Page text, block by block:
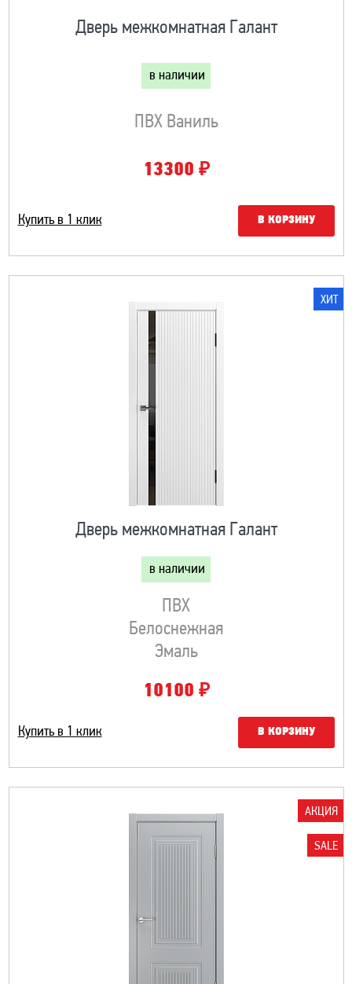
Дверь межкомнатная Галант
в наличии
ПВХ Ваниль
13300 ₽
Купить в 1 клик В КОРЗИНУ
ХИТ
Дверь межкомнатная Галант
в наличии
ПВХ
Белоснежная
Эмаль
10100 ₽
Купить в 1 клик В КОРЗИНУ
АКЦИЯ
SALE